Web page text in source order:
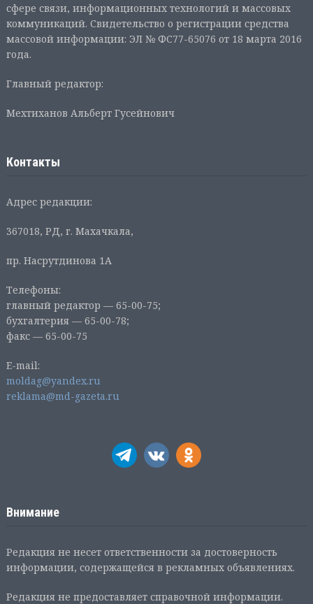
сфере связи, информационных технологий и массовых
коммуникаций. Свидетельство о регистрации средства
массовой информации: ЭЛ № ФС77-65076 от 18 марта 2016
года.
Главный редактор:
Мехтиханов Альберт Гусейнович
Контакты
Адрес редакции:
367018, РД, г. Махачкала,
пр. Насрутдинова 1А
Телефоны:
главный редактор — 65-00-75;
бухгалтерия — 65-00-78;
факс — 65-00-75
E-mail:
moldag@yandex.ru
reklama@md-gazeta.ru
Внимание
Редакция не несет ответственности за достоверность
информации, содержащейся в рекламных объявлениях.
Редакция не предоставляет справочной информации.